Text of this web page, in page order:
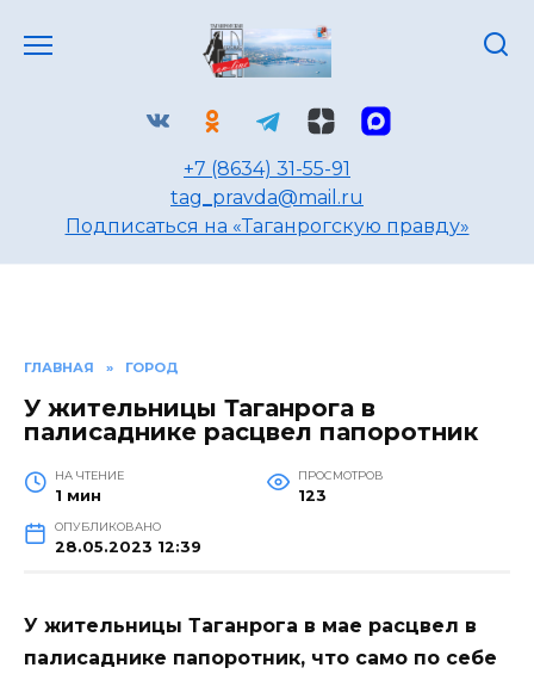
+7 (8634) 31-55-91
tag_pravda@mail.ru
Подписаться на «Таганрогскую правду»
ГЛАВНАЯ » ГОРОД
У жительницы Таганрога в
палисаднике расцвел папоротник
НА ЧТЕНИЕ
1 мин
ПРОСМОТРОВ
123
ОПУБЛИКОВАНО
28.05.2023 12:39
У жительницы Таганрога в мае расцвел в
палисаднике папоротник, что само по себе